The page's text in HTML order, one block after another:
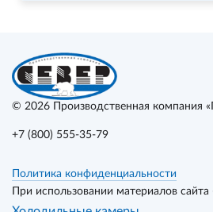
© 2026 Производственная компания
+7 (800) 555-35-79
Политика конфиденциальности
При использовании материалов